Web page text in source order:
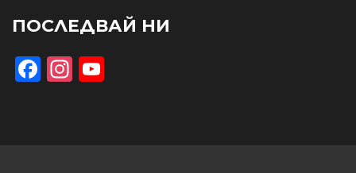
ПОСЛЕДВАЙ НИ
Facebook
Instagram